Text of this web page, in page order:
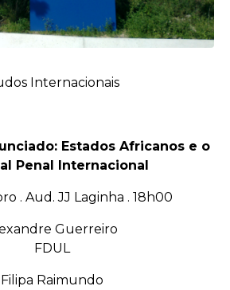
Internacionais
Estados Africanos e o
Penal Internacional
. Aud. JJ Laginha . 18h00
Guerreiro
FDUL
Filipa Raimundo